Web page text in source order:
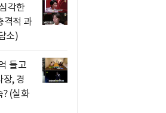
각한
격적 과
소)
들고
장, 경
? (실화